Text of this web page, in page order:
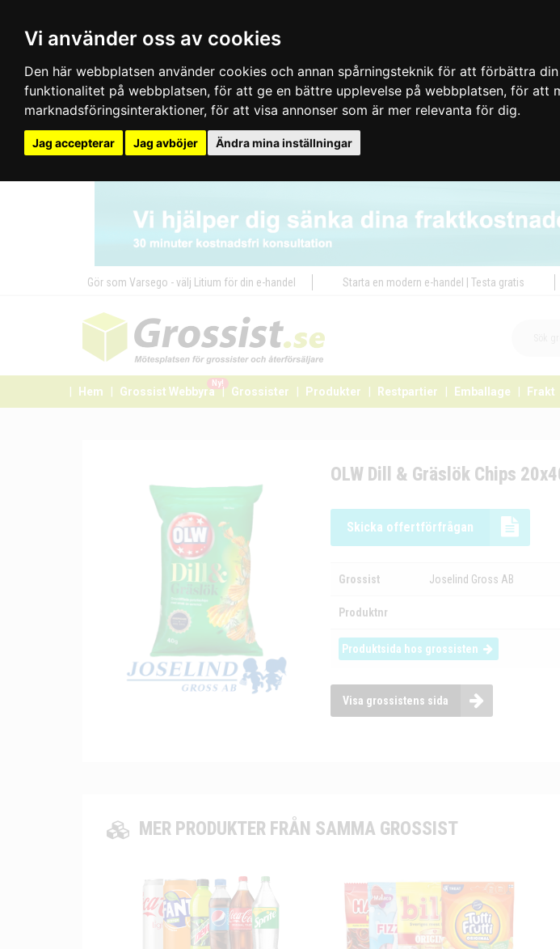
Vi använder oss av cookies
Den här webbplatsen använder cookies och annan spårningsteknik för att förbättra
funktionalitet på webbplatsen, för att ge en bättre upplevelse på webbplatsen, för att
marknadsföringsinteraktioner, för att visa annonser som är mer relevanta för dig.
Jag accepterar Jag avböjer Ändra mina inställningar
Gör som Varsego - välj Litium för din e-handel Starta en modern e-handel | Testa gratis
Hem Grossist Webbyrå
Ny!
Grossister Produkter Restpartier Emballage Frakt
OLW Dill & Gräslök Chips
Skicka offertförfrågan
Grossist Joselind Gross AB
Produktnr
Produktsida hos grossisten
Visa grossistens sida
MER PRODUKTER FRÅN SAMMA GROSSIST